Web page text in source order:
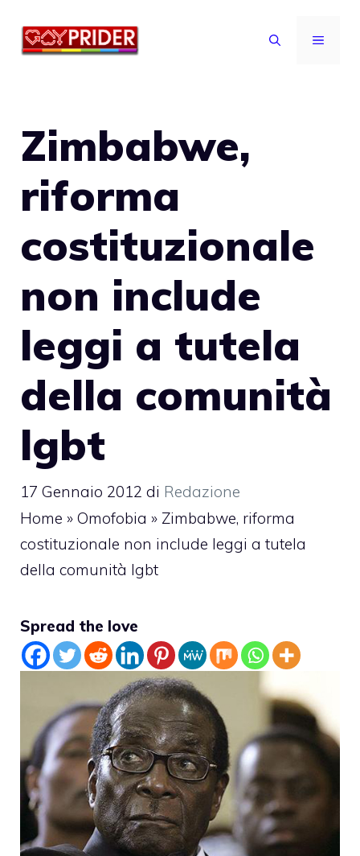
MENU
Zimbabwe,
riforma
costituzionale
non include
leggi a tutela
della comunità
lgbt
17 Gennaio 2012 di Redazione
Home » Omofobia » Zimbabwe, riforma
costituzionale non include leggi a tutela
della comunità lgbt
Spread the love